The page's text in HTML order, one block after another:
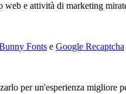
e attività di marketing
Fonts e Google Recaptcha
per un'esperienza migliore